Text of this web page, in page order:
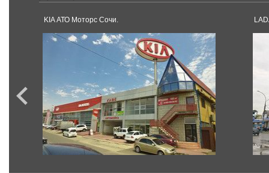
KIA АТО Моторс Сочи.